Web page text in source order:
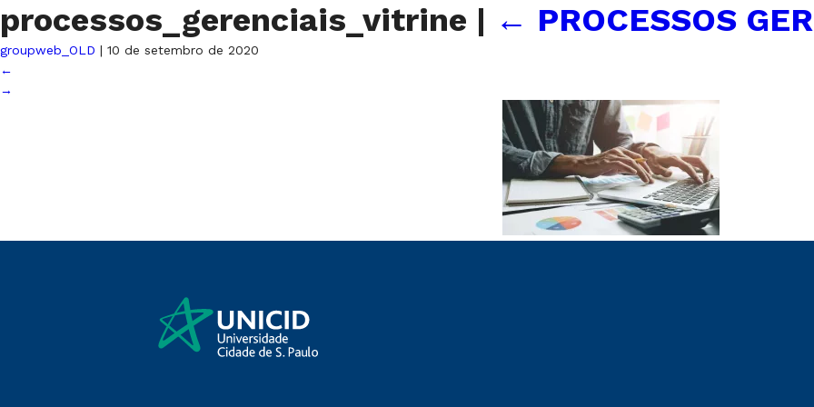
processos_gerenciais_vitrine | ← PROCESSOS
groupweb_OLD | 10 de setembro de 2020
←
→